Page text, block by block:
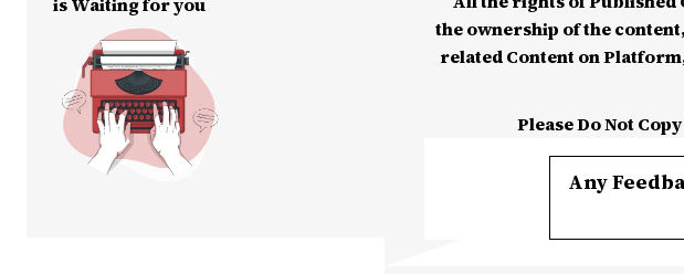
the ownership of the
related Content on
Please Do Not
Any